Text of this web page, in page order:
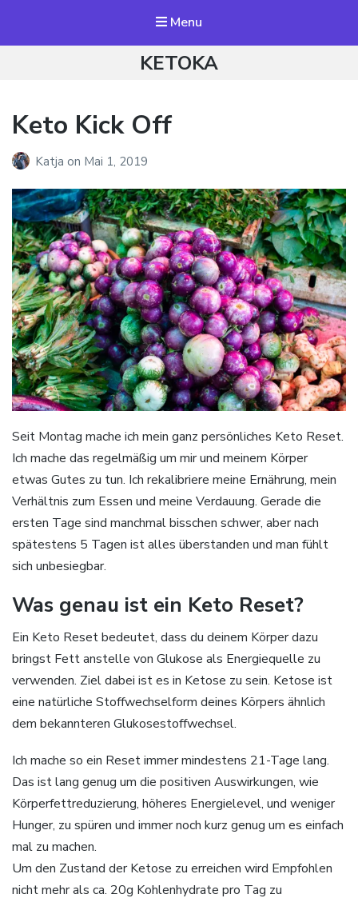
Menu
KETOKA
Keto Kick Off
Katja on Mai 1, 2019
Seit Montag mache ich mein ganz persönliches Keto Reset.
Ich mache das regelmäßig um mir und meinem Körper
etwas Gutes zu tun. Ich rekalibriere meine Ernährung, mein
Verhältnis zum Essen und meine Verdauung. Gerade die
ersten Tage sind manchmal bisschen schwer, aber nach
spätestens 5 Tagen ist alles überstanden und man fühlt
sich unbesiegbar.
Was genau ist ein Keto Reset?
Ein Keto Reset bedeutet, dass du deinem Körper dazu
bringst Fett anstelle von Glukose als Energiequelle zu
verwenden. Ziel dabei ist es in Ketose zu sein. Ketose ist
eine natürliche Stoffwechselform deines Körpers ähnlich
dem bekannteren Glukosestoffwechsel.
Ich mache so ein Reset immer mindestens 21-Tage lang.
Das ist lang genug um die positiven Auswirkungen, wie
Körperfettreduzierung, höheres Energielevel, und weniger
Hunger, zu spüren und immer noch kurz genug um es einfach
mal zu machen.
Um den Zustand der Ketose zu erreichen wird Empfohlen
nicht mehr als ca. 20g Kohlenhydrate pro Tag zu